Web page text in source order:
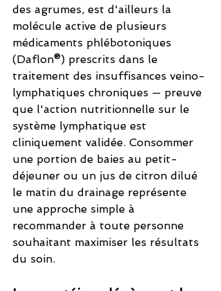
des agrumes, est d'ailleurs la
molécule active de plusieurs
médicaments phlébotoniques
(Daflon®) prescrits dans le
traitement des insuffisances veino-
lymphatiques chroniques — preuve
que l'action nutritionnelle sur le
système lymphatique est
cliniquement validée. Consommer
une portion de baies au petit-
déjeuner ou un jus de citron dilué
le matin du drainage représente
une approche simple à
recommander à toute personne
souhaitant maximiser les résultats
du soin.